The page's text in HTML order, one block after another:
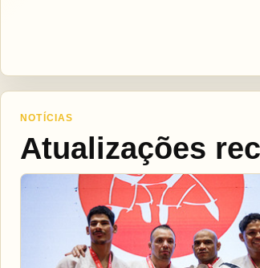
NOTÍCIAS
Atualizações